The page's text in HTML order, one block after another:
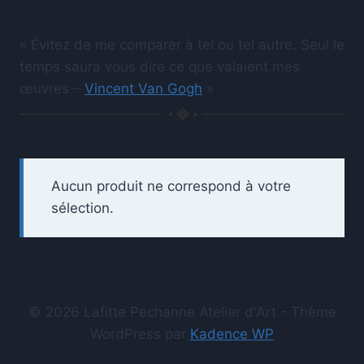
« Évitez de me comparer à tel ou tel autre. Seul le
temps saura vous dire ce que valaient mes
œuvres – Vincent Van Gogh »
Aucun produit ne correspond à votre
sélection.
© 2026 Lafitte Pechanne Atelier d'Art - Thème
WordPress par Kadence WP